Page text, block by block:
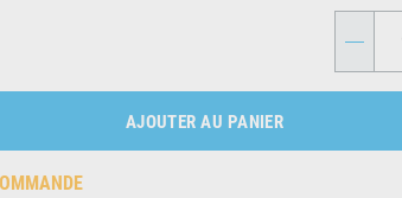
-
AJOUTER AU PANIER